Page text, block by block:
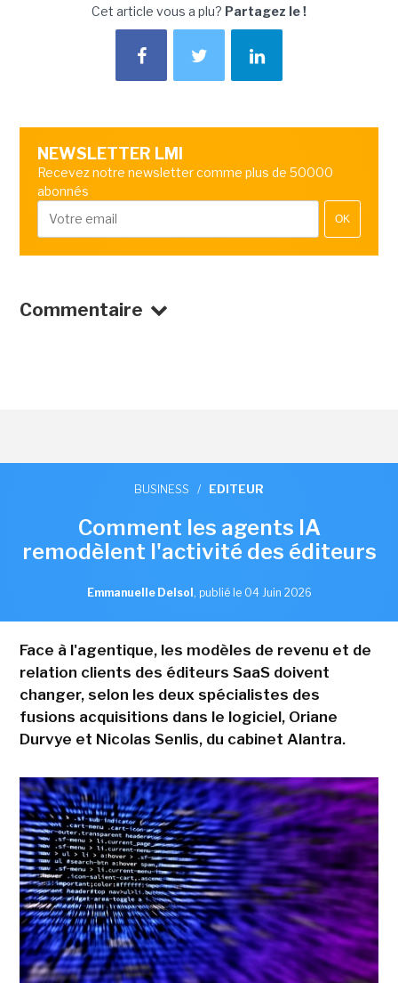
Cet article vous a plu? Partagez le !
NEWSLETTER LMI
Recevez notre newsletter comme plus de 50000
abonnés
OK
Commentaire
BUSINESS / EDITEUR
Comment les agents IA
remodèlent l'activité des éditeurs
Emmanuelle Delsol , publié le 04 Juin 2026
Face à l'agentique, les modèles de revenu et de
relation clients des éditeurs SaaS doivent
changer, selon les deux spécialistes des
fusions acquisitions dans le logiciel, Oriane
Durvye et Nicolas Senlis, du cabinet Alantra.